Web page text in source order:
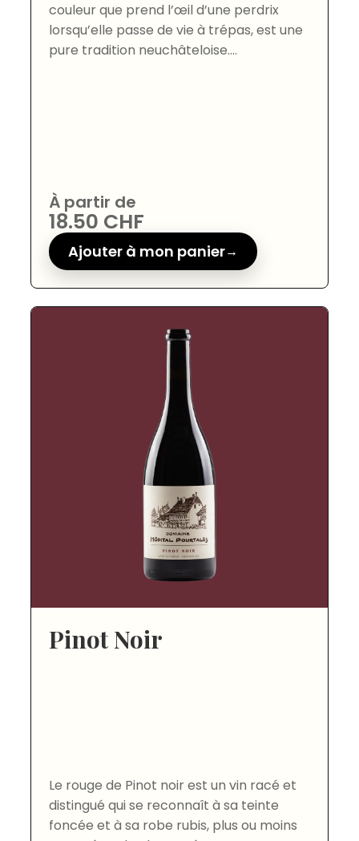
couleur que prend l’œil d’une perdrix
lorsqu’elle passe de vie à trépas, est une
pure tradition neuchâteloise....
À partir de
18.50 CHF
Ajouter à mon panier
Pinot Noir
Le rouge de Pinot noir est un vin racé et
distingué qui se reconnaît à sa teinte
foncée et à sa robe rubis, plus ou moins